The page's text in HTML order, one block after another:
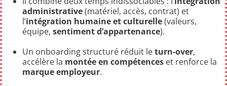
administrative(matériel, accès, contrat) et
l’intégration humaine et culturelle(valeurs,
équipe, sentiment d’appartenance).
Un onboarding structuré réduit leturn-over,
accélère la montée en compétences et renforce la
marque employeur.